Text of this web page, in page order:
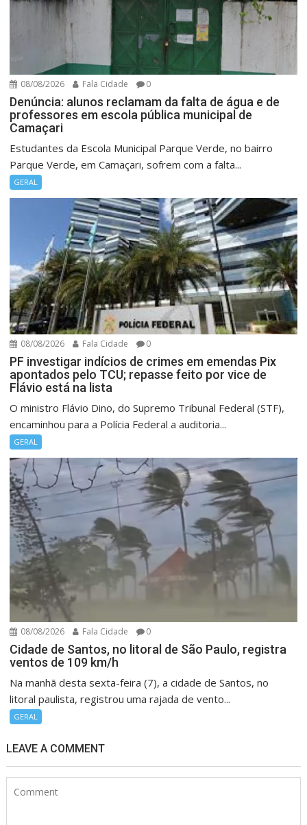
08/08/2026 Fala Cidade 0
Denúncia: alunos reclamam da falta de água e de
professores em escola pública municipal de
Camaçari
Estudantes da Escola Municipal Parque Verde, no bairro
Parque Verde, em Camaçari, sofrem com a falta...
GERAL
08/08/2026 Fala Cidade 0
PF investigar indícios de crimes em emendas Pix
apontados pelo TCU; repasse feito por vice de
Flávio está na lista
O ministro Flávio Dino, do Supremo Tribunal Federal (STF),
encaminhou para a Polícia Federal a auditoria...
GERAL
08/08/2026 Fala Cidade 0
Cidade de Santos, no litoral de São Paulo, registra
ventos de 109 km/h
Na manhã desta sexta-feira (7), a cidade de Santos, no
litoral paulista, registrou uma rajada de vento...
GERAL
LEAVE A COMMENT